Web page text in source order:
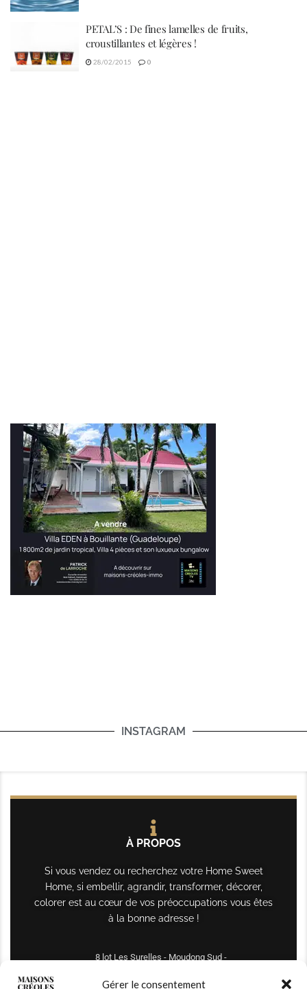
Gérer le consentement
PETAL’S : De fines lamelles de fruits,
croustillantes et légères !
28/02/2015 0
INSTAGRAM
À PROPOS
Si vous vendez ou recherchez votre Home Sweet
Home, si embellir, agrandir, transformer, décorer,
colorer est au cœur de vos préoccupations vous êtes
à la bonne adresse !
8 lot Les Surelles - Moudong Sud -